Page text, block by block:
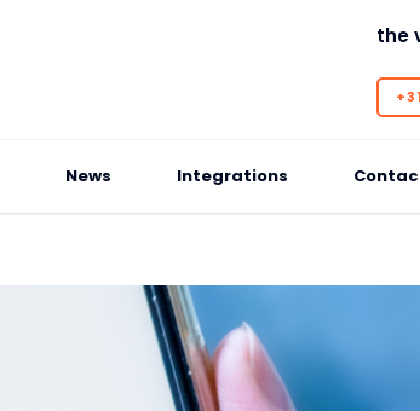
the
News Integrations